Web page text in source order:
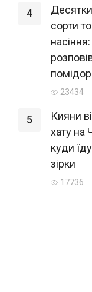
4
сорти
23434
5
Кияни
хату на
куди
зірки
17736